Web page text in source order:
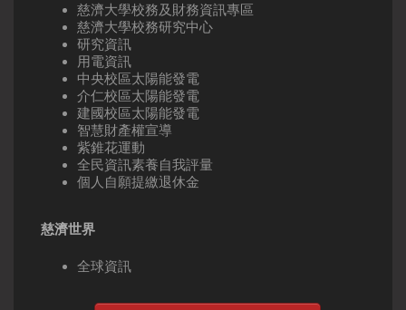
慈濟大學校務及財務資訊專區
慈濟大學校務研究中心
研究資訊
用電資訊
中央校區太陽能發電
介仁校區太陽能發電
建國校區太陽能發電
智慧財產權宣導
紫錐花運動
全民資訊素養自我評量
個人自願提繳退休金
慈濟世界
全球資訊